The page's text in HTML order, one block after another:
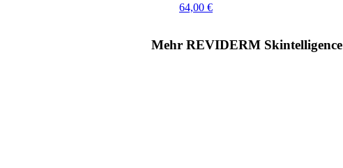
64,00 €
Mehr REVIDERM Skintelligence